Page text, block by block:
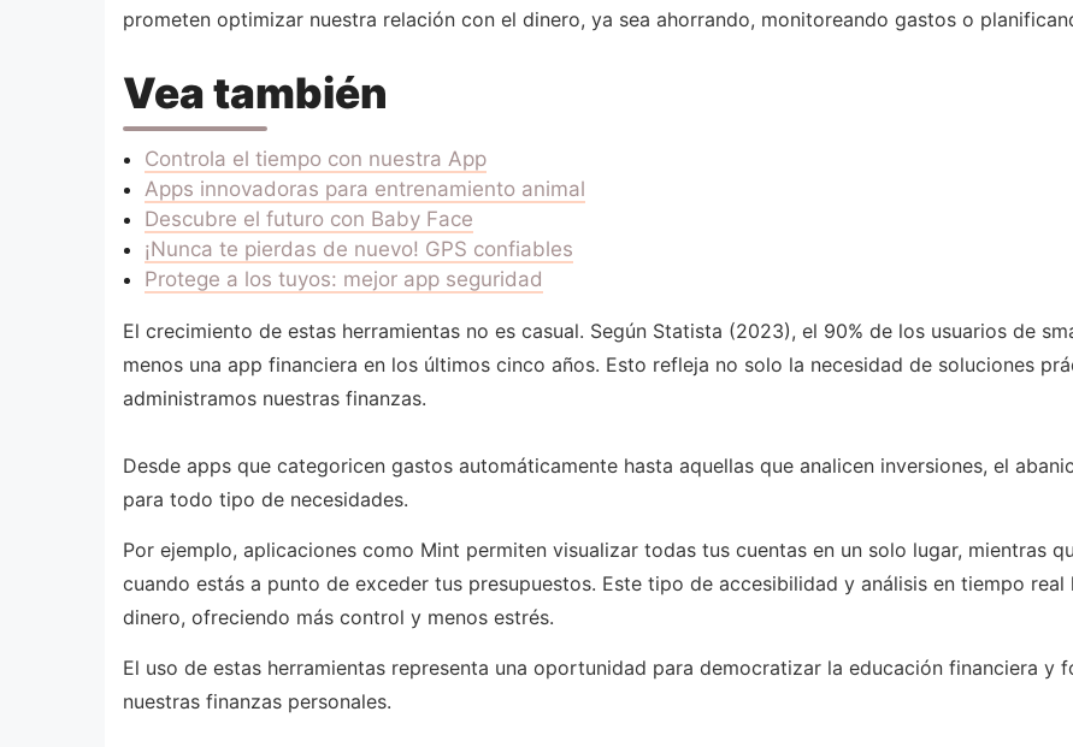
prometen optimizar nuestra relación con el dinero, ya sea ahorrando, monitoreando gastos o
Vea también
Controla el tiempo con nuestra App
Apps innovadoras para entrenamiento animal
Descubre el futuro con Baby Face
¡Nunca te pierdas de nuevo! GPS confiables
Protege a los tuyos: mejor app seguridad
El crecimiento de estas herramientas no es casual. Según Statista (2023), el 90% de los usuarios de
menos una app financiera en los últimos cinco años. Esto refleja no solo la necesidad de soluciones
administramos nuestras finanzas.
Desde apps que categoricen gastos automáticamente hasta aquellas que analicen inversiones, el
para todo tipo de necesidades.
Por ejemplo, aplicaciones como Mint permiten visualizar todas tus cuentas en un solo lugar, mientras
cuando estás a punto de exceder tus presupuestos. Este tipo de accesibilidad y análisis en tiempo
dinero, ofreciendo más control y menos estrés.
El uso de estas herramientas representa una oportunidad para democratizar la educación financiera y
nuestras finanzas personales.